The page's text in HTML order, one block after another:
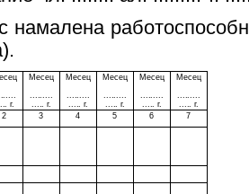
намалена
..... г.
Месец
..... г.
Месец
..... г.
Месец
..... г.
Месец
..... г.
Месец
..... г.
2 3 4 5 6
7